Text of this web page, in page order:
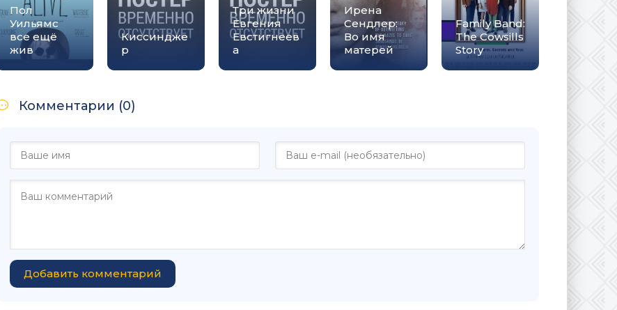
Пол
Уильямс
все ещё
жив
Киссиндже
р
Три жизни
Евгения
Евстигнеев
а
Ирена
Сендлер:
Во имя
матерей
Family Band:
The Cowsills
Story
Комментарии (0)
Добавить комментарий